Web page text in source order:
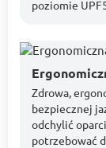
poziomie
Zdrowa,
bezpiecznej
odchylić
potrzebować